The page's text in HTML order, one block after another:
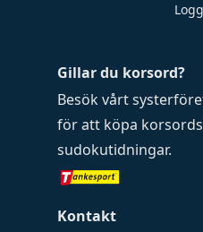
Gillar du korsord?
Besök vårt
för att köpa
sudokutidningar.
Kontakt